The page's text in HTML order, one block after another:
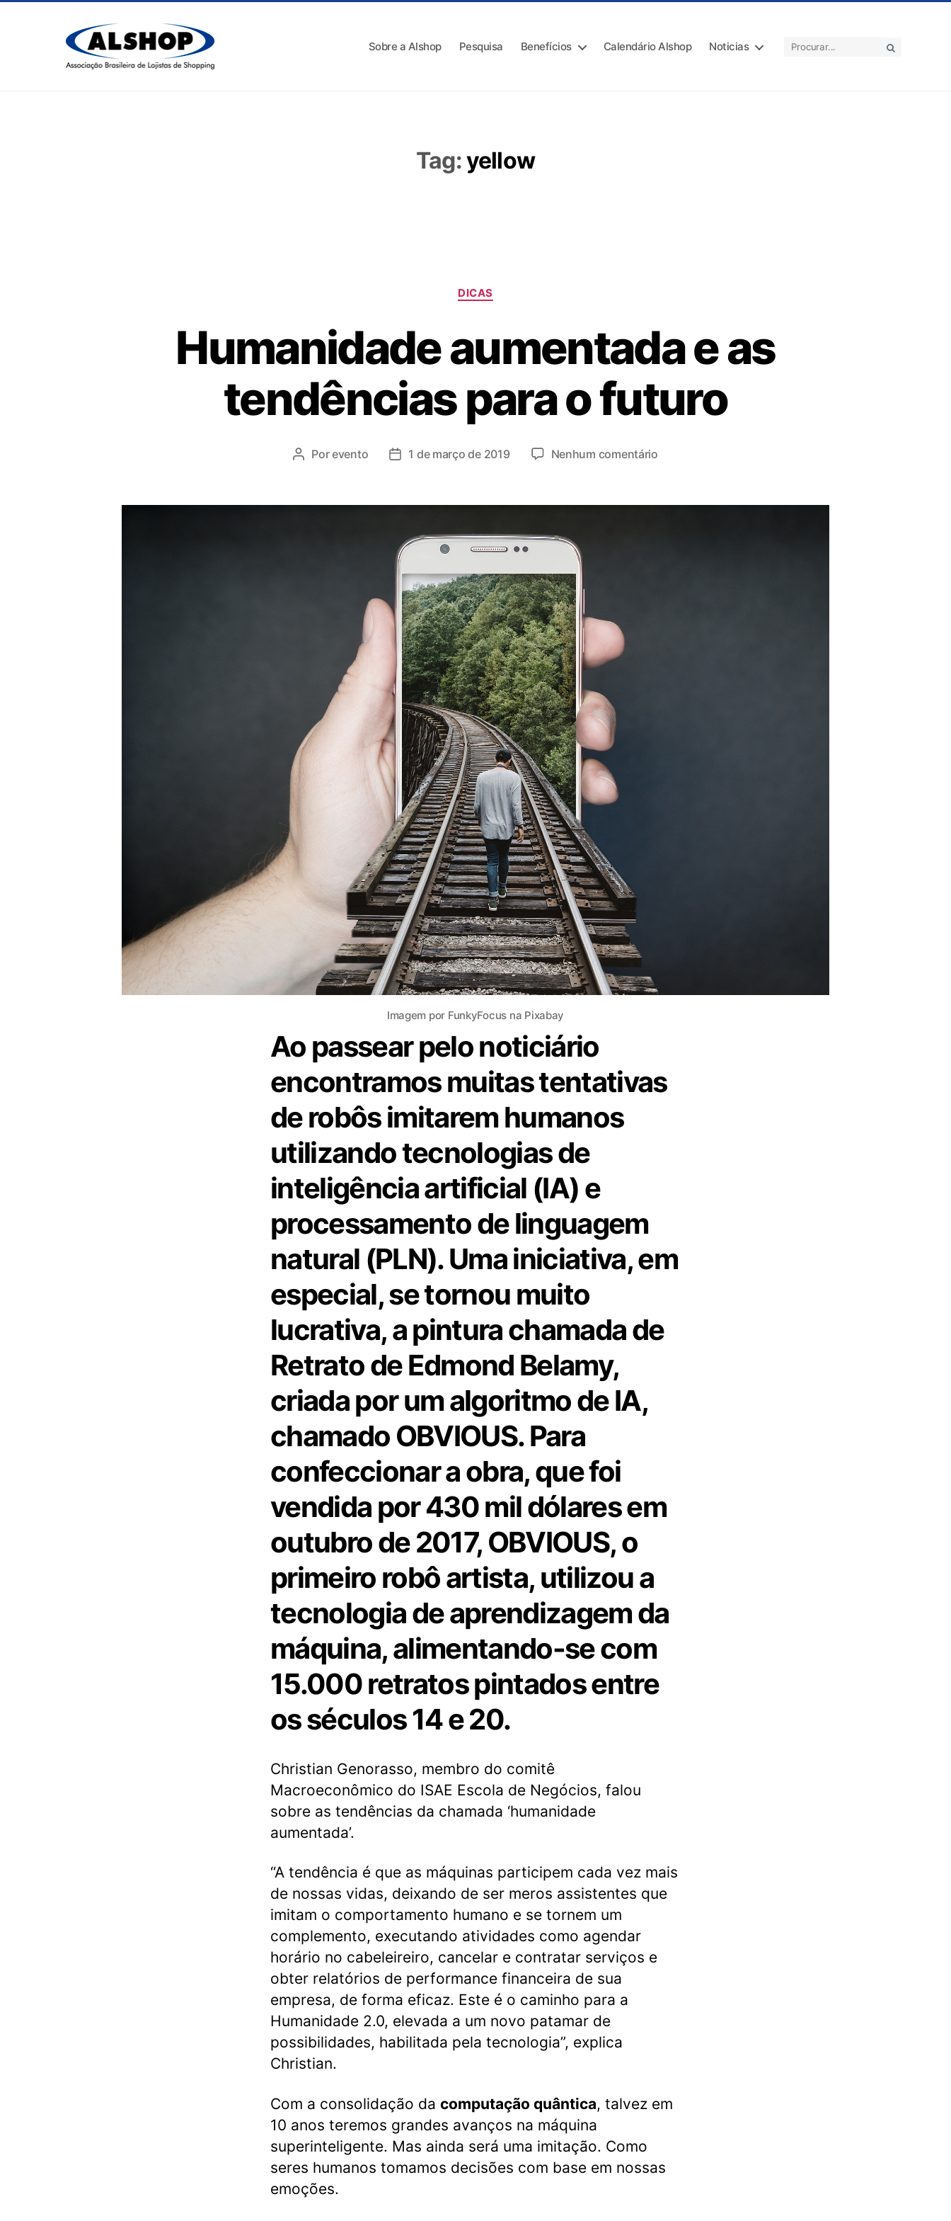
Sobre a Alshop Pesquisa Benefícios Calendário Alshop Noticias
Tag:yellow
DICAS
Humanidade aumentada e as
tendências para o futuro
Porevento 1 de março de 2019 Nenhum comentário
Imagem por FunkyFocus na Pixabay
Ao passear pelo noticiário
encontramos muitas tentativas
de robôs imitarem humanos
utilizando tecnologias de
inteligência artificial (IA) e
processamento de linguagem
natural (PLN). Uma iniciativa, em
especial, se tornou muito
lucrativa, a pintura chamada de
Retrato de Edmond Belamy,
criada por um algoritmo de IA,
chamado OBVIOUS. Para
confeccionar a obra, que foi
vendida por 430 mil dólares em
outubro de 2017, OBVIOUS, o
primeiro robô artista, utilizou a
tecnologia de aprendizagem da
máquina, alimentando-se com
15.000 retratos pintados entre
os séculos 14 e 20.
Christian Genorasso, membro do comitê
Macroeconômico do ISAE Escola de Negócios, falou
sobre as tendências da chamada ‘humanidade
aumentada’.
“A tendência é que as máquinas participem cada vez mais
de nossas vidas, deixando de ser meros assistentes que
imitam o comportamento humano e se tornem um
complemento, executando atividades como agendar
horário no cabeleireiro, cancelar e contratar serviços e
obter relatórios de performance financeira de sua
empresa, de forma eficaz. Este é o caminho para a
Humanidade 2.0, elevada a um novo patamar de
possibilidades, habilitada pela tecnologia”, explica
Christian.
Com a consolidação da computação quântica, talvez em
10 anos teremos grandes avanços na máquina
superinteligente. Mas ainda será uma imitação. Como
seres humanos tomamos decisões com base em nossas
emoções.